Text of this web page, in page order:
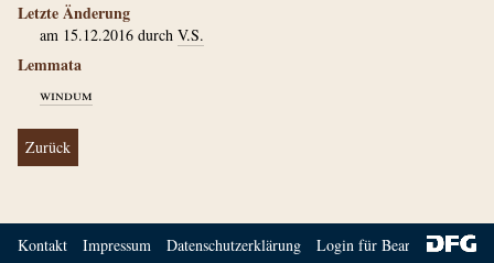
Letzte Änderung
am 15.12.2016 durch V.S.
Lemmata
windum
Zurück
Kontakt Impressum Datenschutzerklärung Login für Bearbeiter